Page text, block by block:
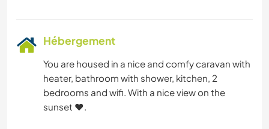
Hébergement
You are housed in a nice and comfy caravan with
heater, bathroom with shower, kitchen, 2
bedrooms and wifi. With a nice view on the
sunset ❤️.